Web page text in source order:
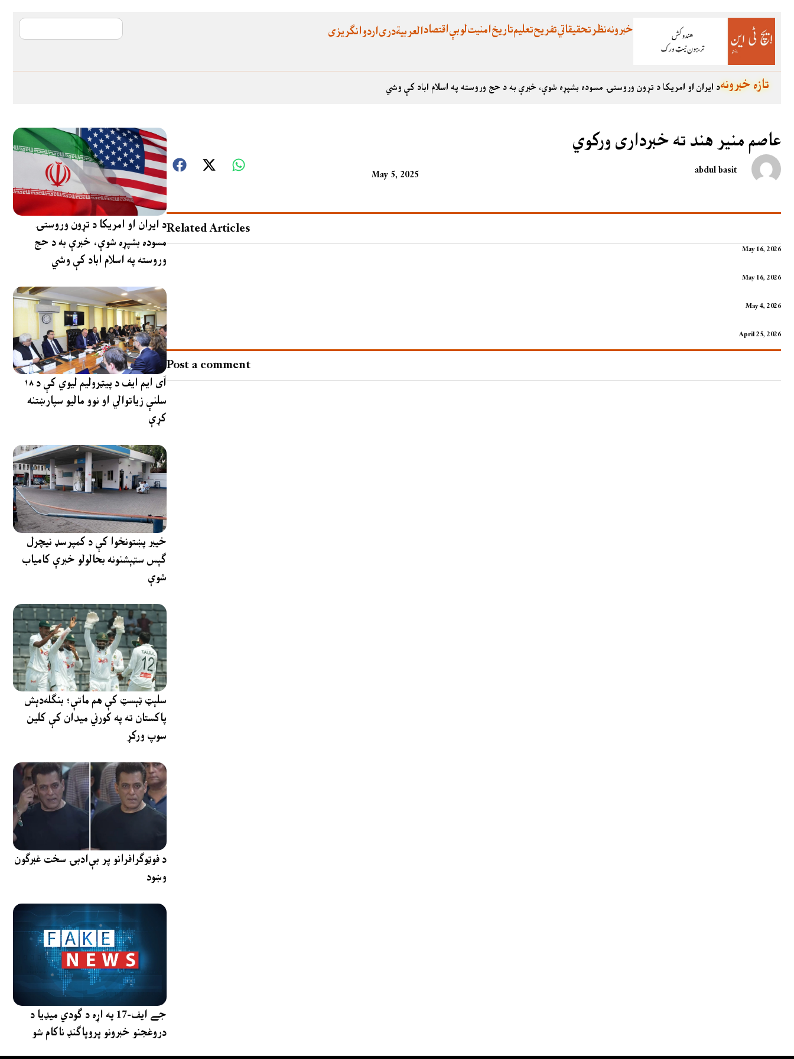
اقتصادلوبېامنیتتاریختعلیمتفریحتحقیقاتينظرخبرونه انگریزیاردودریالعربية
د ایران او امریکا د تړون وروستۍ مسوده بشپړه شوې، خبرې به د حج وروسته په اسلام اباد کې وشيتازه خبرونه
د ایران او امریکا د تړون وروستۍ
مسوده بشپړه شوې، خبرې به د حج
وروسته په اسلام اباد کې وشي
آی ایم ایف د پیټرولیم لیوي کې د ۱۸
سلنې زیاتوالي او نوو مالیو سپارښتنه
کړې
خیبر پښتونخوا کې د کمپرسډ نیچرل
ګېس سټېشنونه بحالولو خبرې کامیاب
شوې
سلېټ ټېسټ کې هم ماتې؛ بنګله‌دېش
پاکستان ته په کورني میدان کې کلین
سوپ ورکړ
د فوټوګرافرانو پر بې‌ادبۍ سخت غبرګون
وښود
جے ایف-17 په اړه د ګودي میډیا د
دروغجنو خبرونو پروپاګنډ ناکام شو
عاصم منیر هند ته خبرداری ورکوي
May 5, 2025 abdul basit
Related Articles
May 16, 2026
May 16, 2026
May 4, 2026
April 25, 2026
Post a comment